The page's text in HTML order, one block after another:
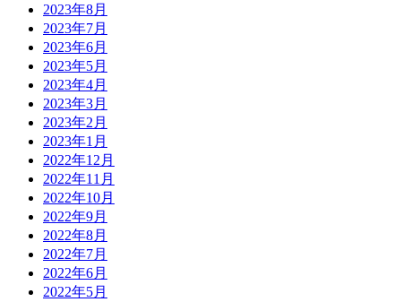
2023年8月
2023年7月
2023年6月
2023年5月
2023年4月
2023年3月
2023年2月
2023年1月
2022年12月
2022年11月
2022年10月
2022年9月
2022年8月
2022年7月
2022年6月
2022年5月